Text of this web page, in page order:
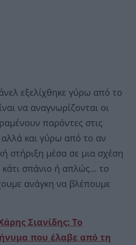
εξελίχθηκε γύρω από το
να αναγνωρίζονται οι
παρόντες στις
αλλά και γύρω από το αν
στήριξη μέσα σε μια σχέση
κάτι σπάνιο ή απλώς… το
ανάγκη να βλέπουμε
Σιανίδης: Το
που έλαβε από τη